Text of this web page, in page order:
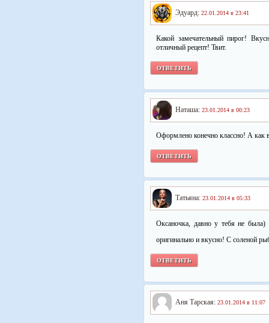
Эдуард: 22.01.2014 в 23:41
Какой замечательный пирог!
отличный рецепт! Твит.
ОТВЕТИТЬ
Наташа: 23.01.2014 в 00:23
Оформлено конечно классно! А как
ОТВЕТИТЬ
Татьяна: 23.01.2014 в 05:33
Оксаночка, давно у тебя не
оригинально и вкусно! С соленой
ОТВЕТИТЬ
Аня Тарская: 23.01.2014 в 11:07